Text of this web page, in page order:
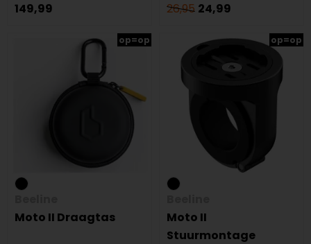
149,99
26,95 24,99
op=op
Moto II Draagtas
op=op
Moto II
Stuurmontage